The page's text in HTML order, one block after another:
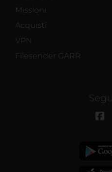
Missioni
Acquisti
VPN
Filesender GARR